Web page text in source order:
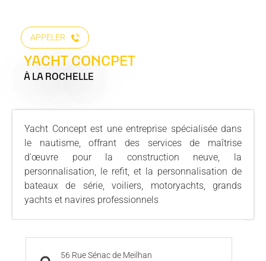
APPELER
YACHT CONCPET
À LA ROCHELLE
Yacht Concept est une entreprise spécialisée dans
le nautisme, offrant des services de maîtrise
d'œuvre pour la construction neuve, la
personnalisation, le refit, et la personnalisation de
bateaux de série, voiliers, motoryachts, grands
yachts et navires professionnels
56 Rue Sénac de Meilhan